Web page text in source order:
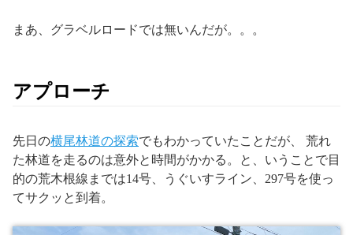
まあ、グラベルロードでは無いんだが。。。
アプローチ
先日の横尾林道の探索でもわかっていたことだが、 荒れ
た林道を走るのは意外と時間がかかる。と、いうことで目
的の荒木根線までは14号、うぐいすライン、297号を使っ
てサクッと到着。